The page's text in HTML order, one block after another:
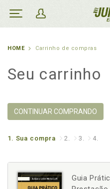
HOME Carrinho de compras
Seu carrinho
CONTINUAR COMPRANDO
1. Sua compra 2. 3. 4.
Guia